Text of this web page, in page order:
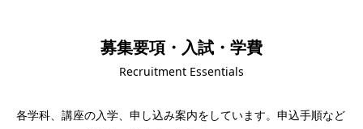
募集要項・入試・学費
Recruitment Essentials
各学科、講座の入学、申し込み案内をしています。申込手順など